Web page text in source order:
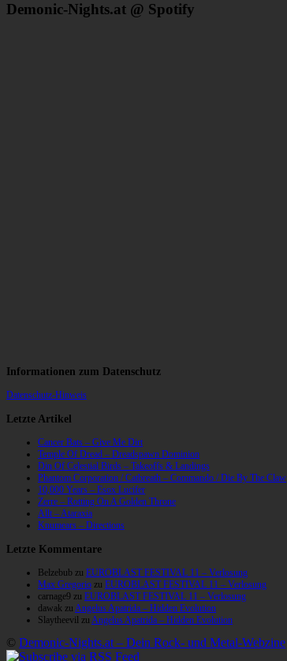
Demonic-Nights.at @ Spotify
Informationen zum Datenschutz
Datenschutz-Hinweis
Letzte Artikel
Cancer Bats – Give Me Dirt
Temple Of Dread – Dreadspawn Dominion
Din Of Celestial Birds – Takeoffs & Landings
Phantom Corporation / Catbreath – Commando / Die By The Claw
10,000 Years – Esox Lucifer
Zerre – Rotting On A Golden Throne
Allt – Ataraxia
Knumears – Directions
Letzte Kommentare
Belzebub zu EUROBLAST FESTIVAL 11 – Verlosung
Max Gregorio zu EUROBLAST FESTIVAL 11 – Verlosung
carnage9 zu EUROBLAST FESTIVAL 11 – Verlosung
dawak zu Angelus Apatrida – Hidden Evolution
Slaytheevil zu Angelus Apatrida – Hidden Evolution
© Demonic-Nights.at – Dein Rock- und Metal-Webzine